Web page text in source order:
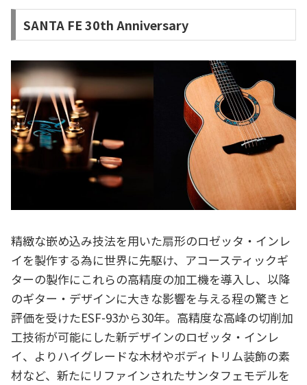
SANTA FE 30th Anniversary
精緻な嵌め込み技法を用いた扇形のロゼッタ・インレ
イを製作する為に世界に先駆け、アコースティックギ
ターの製作にこれらの高精度の加工機を導入し、以降
のギター・デザインに大きな影響を与える程の驚きと
評価を受けたESF-93から30年。高精度な高峰の切削加
工技術が可能にした新デザインのロゼッタ・インレ
イ、よりハイグレードな木材やボディトリム装飾の素
材など、新たにリファインされたサンタフェモデルを